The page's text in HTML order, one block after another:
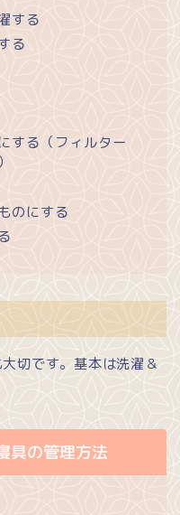
する
る
する（フィルター
のにする
切です。基本は洗濯＆
具の管理方法